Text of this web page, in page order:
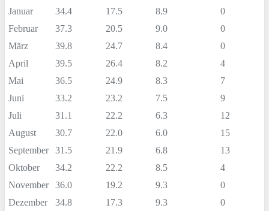
Januar 34.4 17.5 8.9
0
Februar
37.3 20.5 9.0
0
März
39.8 24.7 8.4
0
April
39.5 26.4 8.2
4
Mai
36.5 24.9 8.3
7
Juni
33.2 23.2 7.5
9
Juli
31.1 22.2 6.3
12
August
30.7 22.0 6.0
15
September
31.5 21.9 6.8
13
Oktober
34.2 22.2 8.5
4
November
36.0 19.2 9.3
0
Dezember
34.8 17.3 9.3 0